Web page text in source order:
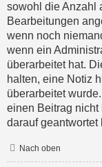
sowohl die Anzahl
Bearbeitungen
wenn noch
wenn ein
überarbeitet hat.
halten, eine Notiz
überarbeitet
einen Beitrag nicht
darauf geantwortet
Nach oben